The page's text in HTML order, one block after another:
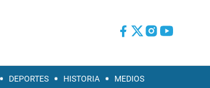
DEPORTES HISTORIA MEDIOS